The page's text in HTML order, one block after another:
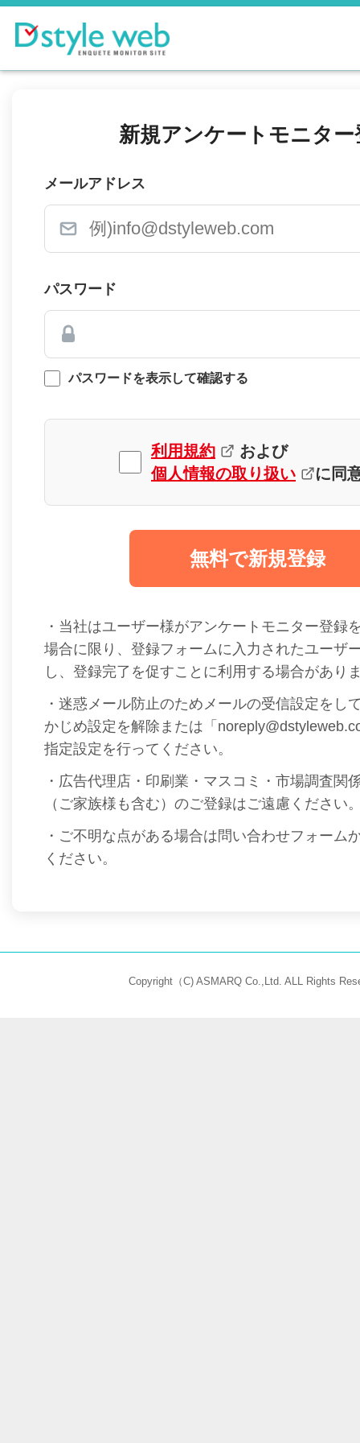
新規アンケートモニター
メールアドレス
パスワード
パスワードを表示して確認する
利用規約
および
個人情報の取り扱い
に同
無料で新規登録
・当社はユーザー様がアンケートモニター登録
場合に限り、登録フォームに入力されたユーザ
し、登録完了を促すことに利用する場合があり
・迷惑メール防止のためメールの受信設定をし
かじめ設定を解除または「
指定設定を行ってください。
・広告代理店・印刷業・マスコミ・市場調査関
（ご家族様も含む）のご登録はご遠慮ください
・ご不明な点がある場合は問い合わせフォーム
ください。
Copyright（C) ASMARQ Co.,Ltd. ALL Rights